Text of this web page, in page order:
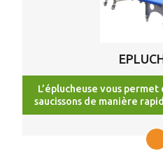
L’éplucheuse vous
saucissons de manière